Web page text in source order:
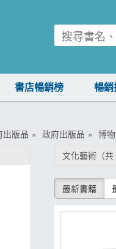
書店暢銷榜 暢銷
出版品 政府出版品 博
文化藝術（共
最新書籍